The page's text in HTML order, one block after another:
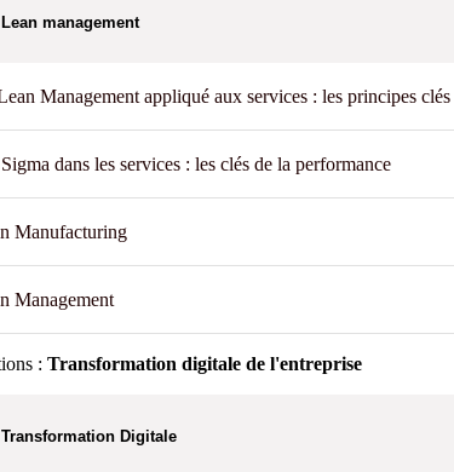
Lean management
Management appliqué aux services : les principes clés
dans les services : les clés de la performance
Manufacturing
Management
: Transformation digitale de l'entreprise
Transformation Digitale